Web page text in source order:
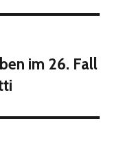
im 26. Fall